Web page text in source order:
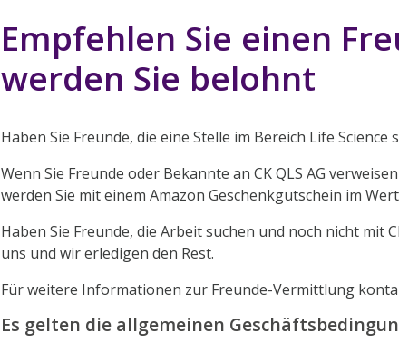
Empfehlen Sie einen
werden Sie belohnt
Haben Sie Freunde, die eine Stelle im Bereich Life Science
Wenn Sie Freunde oder Bekannte an CK QLS AG
werden Sie mit einem Amazon Geschenkgutschein im
Haben Sie Freunde, die Arbeit suchen und noch nicht mit
uns und wir erledigen den Rest.
Für weitere Informationen zur Freunde-Vermittlung
Es gelten die allgemeinen